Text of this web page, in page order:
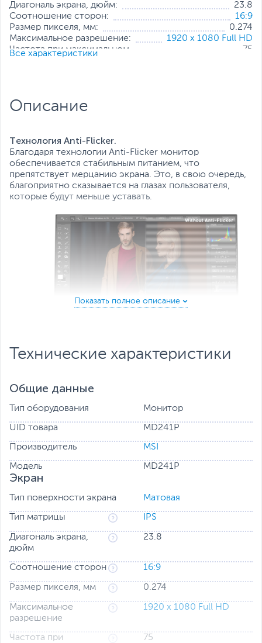
Диагональ экрана, дюйм:
23.8
Соотношение сторон:
16:9
Размер пикселя, мм:
0.274
Максимальное разрешение:
1920 x 1080 Full HD
Частота при максимальном
75
Интерфейс подключения:
Все характеристики
Описание
Технология Anti-Flicker.
Благодаря технологии Anti-Flicker монитор
обеспечивается стабильным питанием, что
препятствует мерцанию экрана. Это, в свою очередь,
благоприятно сказывается на глазах пользователя,
которые будут меньше уставать.
Меньше синего света.
В режиме с пониженной интенсивностью синего
монитора, которая может оказывать нежелательное
воздействие на самочувствие пользователя.
Повышенная частота обновления экрана улучшает
качество отображения динамичного контента.
Технические характеристики
Общие данные
Тип оборудования Монитор
UID товара MD241P
Производитель MSI
Модель MD241P
Экран
Тип поверхности экрана Матовая
Тип матрицы IPS
Диагональ экрана,
дюйм
23.8
Соотношение сторон 16:9
Размер пикселя, мм 0.274
Максимальное
разрешение
1920 x 1080 Full HD
Частота при
75